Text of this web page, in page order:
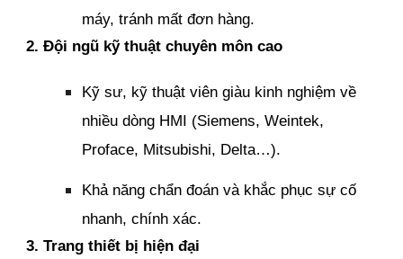
máy, tránh mất đơn hàng.
2. Đội ngũ kỹ thuật chuyên môn cao
Kỹ sư, kỹ thuật viên giàu kinh nghiệm về
nhiều dòng HMI (Siemens, Weintek,
Proface, Mitsubishi, Delta…).
Khả năng chẩn đoán và khắc phục sự cố
nhanh, chính xác.
3. Trang thiết bị hiện đại